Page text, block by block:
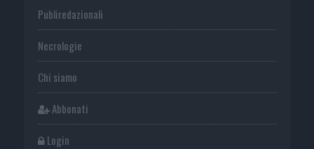
Publiredazionali
Necrologie
Chi siamo
Abbonati
Login